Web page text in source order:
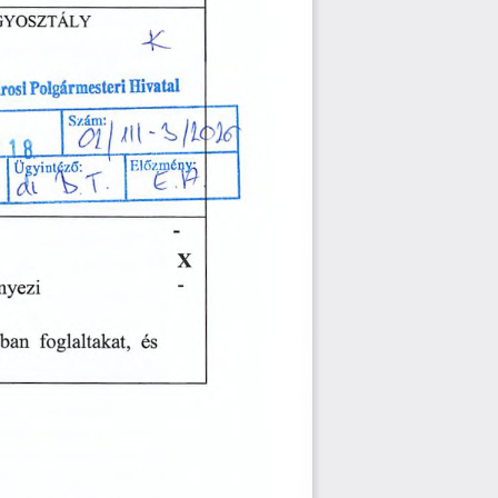
____________________
1 fi
Szám:
Ül
Ügyintéző:
Æ
b 1 •
Előzmény:
ÜK
X
foglaltakat, és